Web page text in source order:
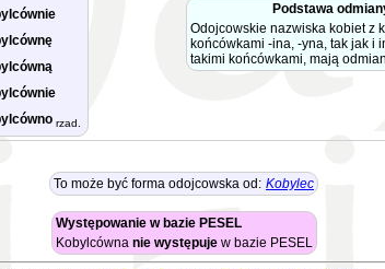
rzad.
Podstawa
Odojcowskie nazwiska kobiet z
końcówkami -ina, -yna, tak jak i
takimi końcówkami, mają
To może być forma odojcowska od: Kobylec
Występowanie w bazie PESEL
Kobylcówna nie występujew bazie PESEL